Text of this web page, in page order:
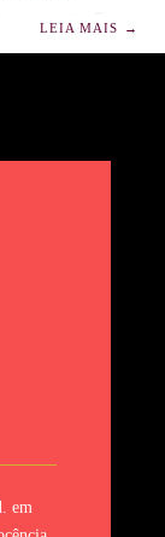
encantadas.📚
LEIA MAIS →
em